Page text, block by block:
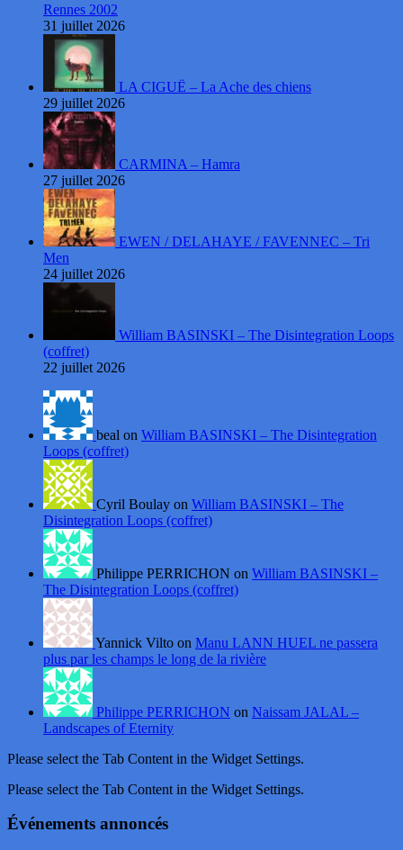
Rennes 2002
31 juillet 2026
LA CIGUË – La Ache des chiens
29 juillet 2026
CARMINA – Hamra
27 juillet 2026
EWEN / DELAHAYE / FAVENNEC – Tri
Men
24 juillet 2026
William BASINSKI – The Disintegration Loops
(coffret)
22 juillet 2026
beal on William BASINSKI – The Disintegration
Loops (coffret)
Cyril Boulay on William BASINSKI – The
Disintegration Loops (coffret)
Philippe PERRICHON on William BASINSKI –
The Disintegration Loops (coffret)
Yannick Vilto on Manu LANN HUEL ne passera
plus par les champs le long de la rivière
Philippe PERRICHON on Naissam JALAL –
Landscapes of Eternity
Please select the Tab Content in the Widget Settings.
Please select the Tab Content in the Widget Settings.
Événements annoncés